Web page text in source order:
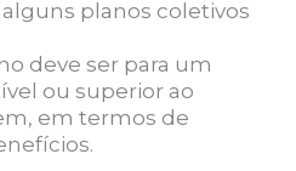
planos coletivos
deve ser para um
ou superior ao
em termos de